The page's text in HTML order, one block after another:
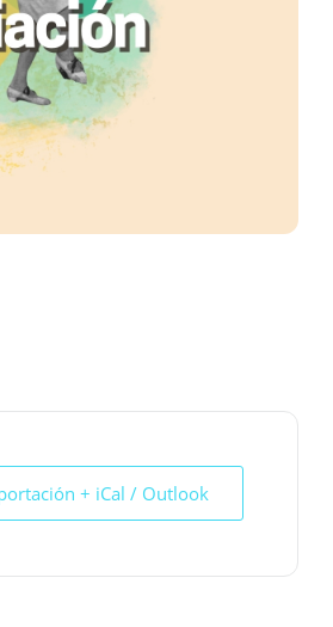
+ iCal / Outlook